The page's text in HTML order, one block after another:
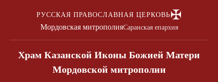
РУССКАЯ ПРАВОСЛАВНАЯ ЦЕРКОВЬ✠
Мордовская митрополияСаранская епархия
Храм Казанской Иконы Божией Матери
Мордовской митрополии